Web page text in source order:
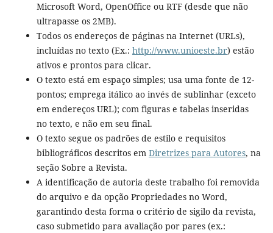
Microsoft Word, OpenOffice ou RTF (desde que não
ultrapasse os 2MB).
Todos os endereços de páginas na Internet (URLs),
incluídas no texto (Ex.: http://www.unioeste.br) estão
ativos e prontos para clicar.
O texto está em espaço simples; usa uma fonte de 12-
pontos; emprega itálico ao invés de sublinhar (exceto
em endereços URL); com figuras e tabelas inseridas
no texto, e não em seu final.
O texto segue os padrões de estilo e requisitos
bibliográficos descritos em Diretrizes para Autores, na
seção Sobre a Revista.
A identificação de autoria deste trabalho foi removida
do arquivo e da opção Propriedades no Word,
garantindo desta forma o critério de sigilo da revista,
caso submetido para avaliação por pares (ex.: